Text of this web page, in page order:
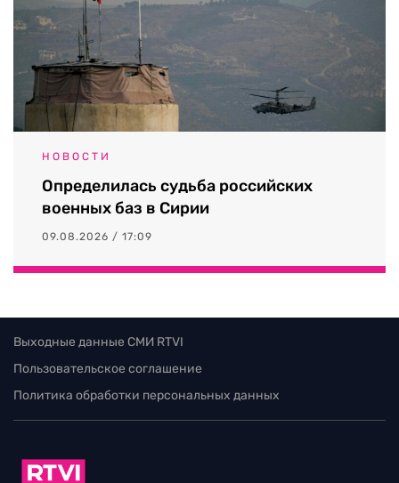
НОВОСТИ
Определилась судьба российских
военных баз в Сирии
09.08.2026 / 17:09
Выходные данные СМИ RTVI
Пользовательское соглашение
Политика обработки персональных данных